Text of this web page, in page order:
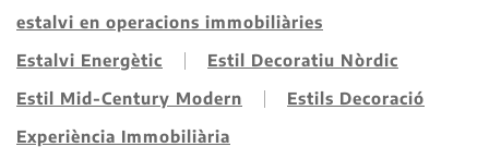
estalvi en operacions immobiliàries
Estalvi Energètic
Estil Decoratiu Nòrdic
Estil Mid-Century Modern
Estils Decoració
Experiència Immobiliària